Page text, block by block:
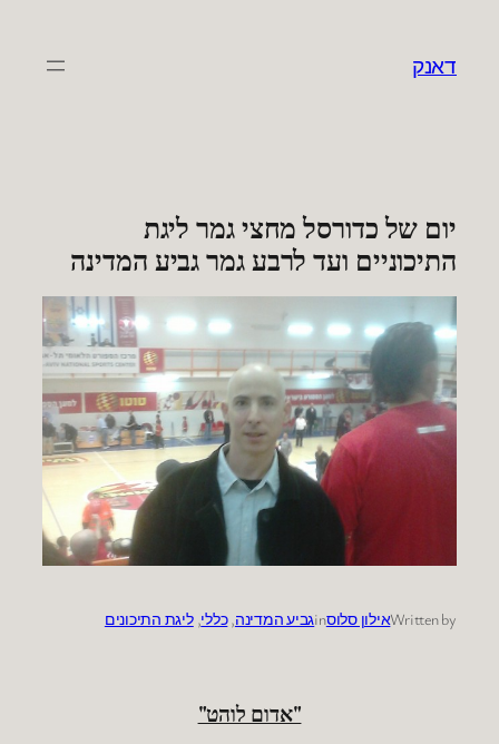
דאנק
יום של כדורסל מחצי גמר ליגת
התיכוניים ועד לרבע גמר גביע המדינה
Written byאילון סלוסinגביע המדינה, כללי, ליגת התיכונים
"אדום לוהט"